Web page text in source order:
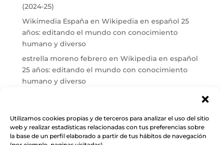
Utilizamos cookies propias y de terceros para analizar el uso del sitio
web y realizar estadísticas relacionadas con tus preferencias sobre
la base de un perfil elaborado a partir de tus hábitos de navegación
(2024-25)
Wikimedia Españaen Wikipedia en español 25
años: editando el mundo con conocimiento
humano y diverso
estrella moreno febreroen Wikipedia en español
25 años: editando el mundo con conocimiento
humano y diverso
trabajo
Wikimedia Españaen Conectando: patrimonio